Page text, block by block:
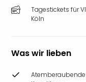
Tagestickets für
Köln
Was wir lieben